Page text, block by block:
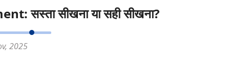
सस्ता सीखना या सही सीखना?
2025